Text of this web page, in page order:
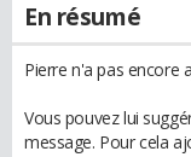
En résumé
Pierre n'a pas encore
Vous pouvez lui
message. Pour cela